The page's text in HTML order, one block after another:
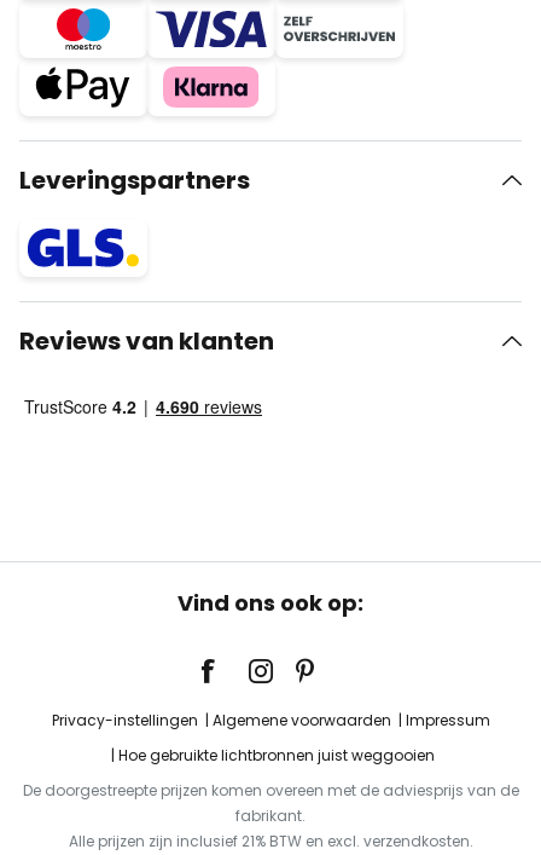
Leveringspartners
Reviews van klanten
Vind ons ook op:
Privacy-instellingen Algemene voorwaarden
Impressum
Hoe gebruikte lichtbronnen juist weggooien
De doorgestreepte prijzen komen overeen met de adviesprijs van de
fabrikant.
Alle prijzen zijn inclusief 21% BTW en excl. verzendkosten.